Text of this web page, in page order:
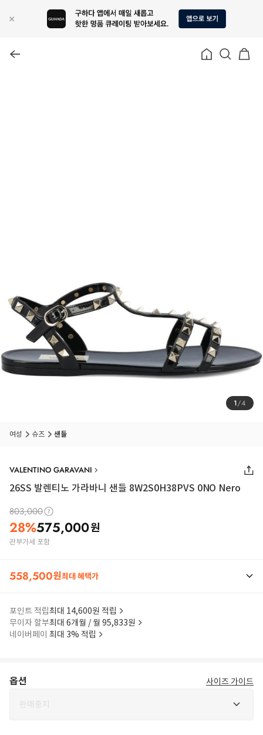
1/4
여성 슈즈 샌들
VALENTINO GARAVANI
26SS 발렌티노 가라바니 샌들 8W2S0H38PVS 0NO Nero
803,000
28%575,000원
관부가세 포함
558,500원최대 혜택가
포인트 적립최대 14,600원 적립
무이자 할부최대 6개월 / 월 95,833원
네이버페이 최대 3% 적립
옵션 사이즈 가이드
판매중지